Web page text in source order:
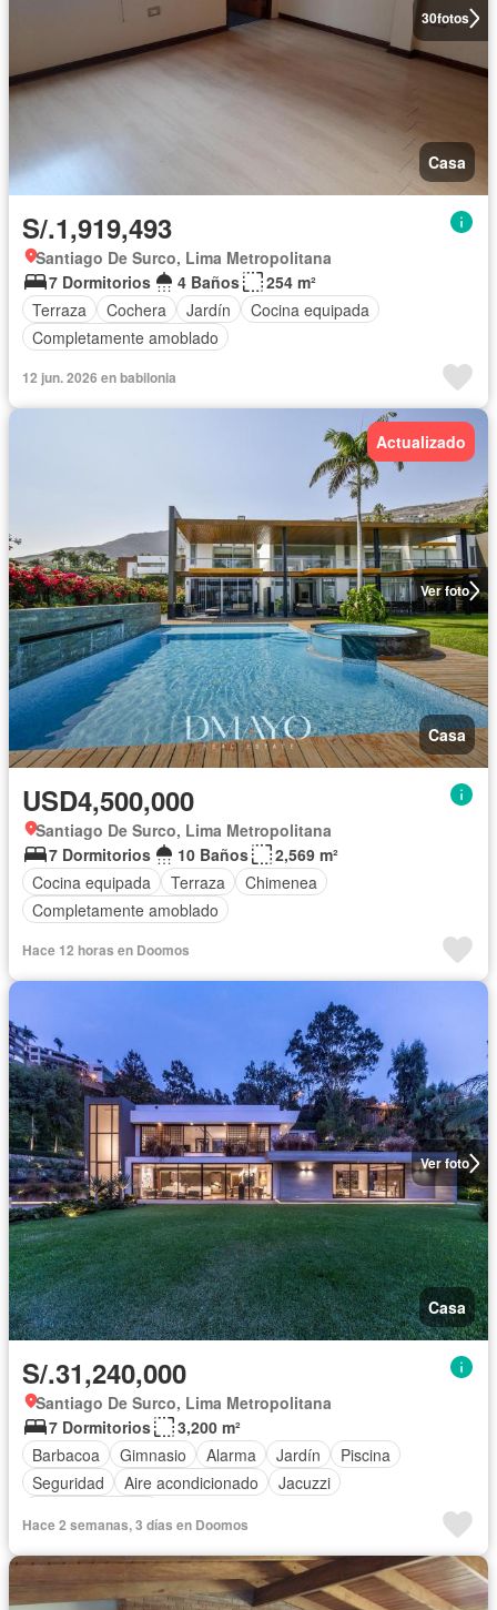
30fotos
Casa
S/.1,919,493
Santiago De Surco, Lima Metropolitana
7 Dormitorios
4 Baños
254 m²
Terraza
Cochera Jardín
Cocina equipada
Completamente amoblado
12 jun. 2026 en babilonia
Ver foto
Actualizado
Casa
USD4,500,000
Santiago De Surco, Lima Metropolitana
7 Dormitorios
10 Baños
2,569 m²
Cocina equipada
Terraza
Chimenea
Completamente amoblado
Hace 12 horas en Doomos
Ver foto
Casa
S/.31,240,000
Santiago De Surco, Lima Metropolitana
7 Dormitorios
3,200 m²
Barbacoa
Gimnasio Alarma Jardín
Piscina
Seguridad
Aire acondicionado
Jacuzzi
Hace 2 semanas, 3 días en Doomos